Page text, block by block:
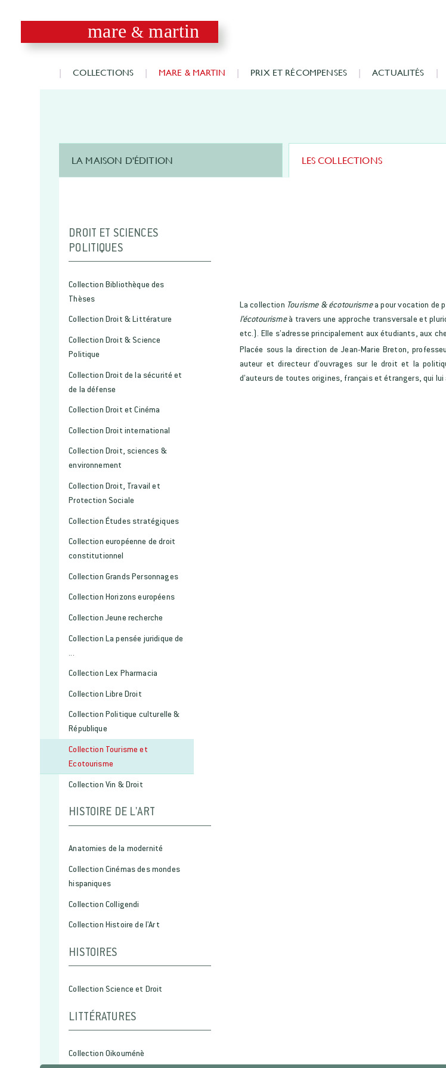
mare & martin
COLLECTIONS MARE & MARTIN PRIX ET RÉCOMPENSES ACTUALITÉS
LA MAISON D'ÉDITION LES COLLECTIONS
DROIT ET SCIENCES
POLITIQUES
Collection Bibliothèque des
Thèses
Collection Droit & Littérature
Collection Droit & Science
Politique
Collection Droit de la sécurité et
de la défense
Collection Droit et Cinéma
Collection Droit international
Collection Droit, sciences &
environnement
Collection Droit, Travail et
Protection Sociale
Collection Études stratégiques
Collection européenne de droit
constitutionnel
Collection Grands Personnages
Collection Horizons européens
Collection Jeune recherche
Collection La pensée juridique de
Collection Lex Pharmacia
Collection Libre Droit
Collection Politique culturelle &
République
Collection Tourisme et
Ecotourisme
Collection Vin & Droit
HISTOIRE DE L'ART
Anatomies de la modernité
Collection Cinémas des mondes
hispaniques
Collection Colligendi
Collection Histoire de l'Art
HISTOIRES
Collection Science et Droit
LITTÉRATURES
Collection Oikouménè
La collection Tourisme & écotourismea pour vocation de
l’écotourismeà travers une approche transversale et
etc.). Elle s’adresse principalement aux étudiants, aux
Placée sous la direction de Jean-Marie Breton,
auteur et directeur d’ouvrages sur le droit et la
d’auteurs de toutes origines, français et étrangers, qui